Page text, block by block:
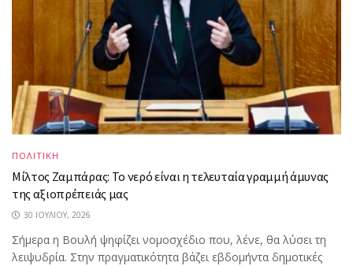
ΠΟΛΙΤΙΚΗ
Μίλτος Ζαμπάρας: Το νερό είναι η τελευταία γραμμή άμυνας
της αξιοπρέπειάς μας
30 ΙΟΥΛΊΟΥ, 2026
Σήμερα η Βουλή ψηφίζει νομοσχέδιο που, λένε, θα λύσει τη
λειψυδρία. Στην πραγματικότητα βάζει εβδομήντα δημοτικές